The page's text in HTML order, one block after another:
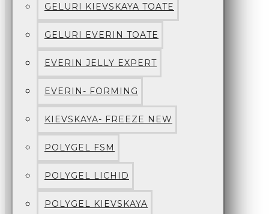
GELURI KIEVSKAYA TOATE
GELURI EVERIN TOATE
EVERIN JELLY EXPERT
EVERIN- FORMING
KIEVSKAYA- FREEZE NEW
POLYGEL FSM
POLYGEL LICHID
POLYGEL KIEVSKAYA